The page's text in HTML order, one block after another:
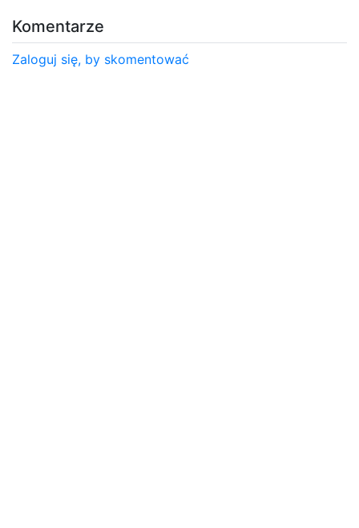
Komentarze
Zaloguj się, by skomentować